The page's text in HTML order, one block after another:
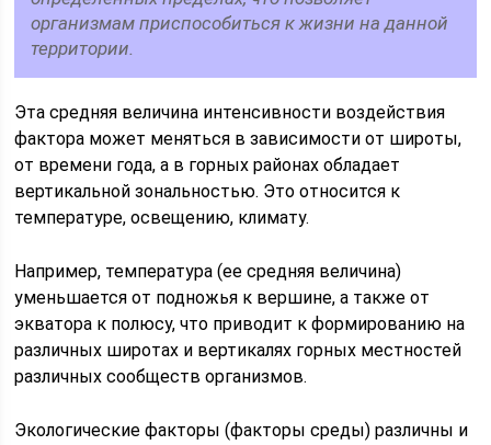
организмам приспособиться к жизни на данной
территории.
Эта средняя величина интенсивности воздействия
фактора может меняться в зависимости от широты,
от времени года, а в горных районах обладает
вертикальной зональностью. Это относится к
температуре, освещению, климату.
Например, температура (ее средняя величина)
уменьшается от подножья к вершине, а также от
экватора к полюсу, что приводит к формированию на
различных широтах и вертикалях горных местностей
различных сообществ организмов.
Экологические факторы (факторы среды) различны и